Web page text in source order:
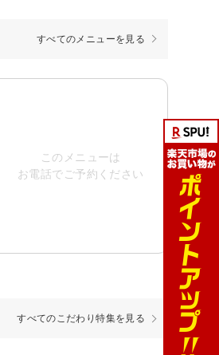
すべてのメニューを見る
このメニューは
お電話でご予約ください
すべてのこだわり特集を見る